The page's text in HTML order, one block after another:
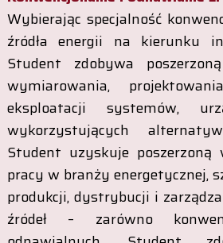
Wybierając specjalność
źródła energii na kierunku
Student zdobywa
wymiarowania,
eksploatacji systemów,
wykorzystujących
Student uzyskuje poszerzoną
pracy w branży energetycznej,
produkcji, dystrybucji i
źródeł – zarówno